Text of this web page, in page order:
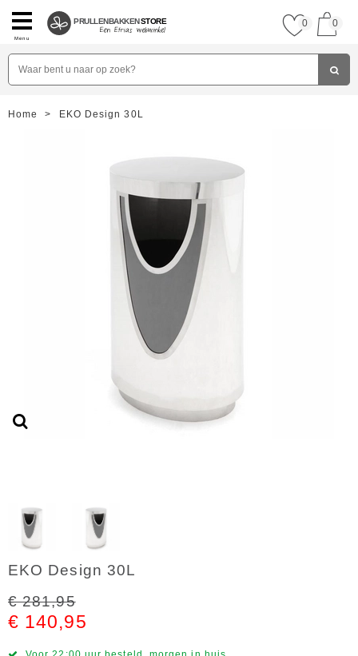
Menu
PRULLENBAKKENSTORE 0 0
Home > EKO Design 30L
EKO Design 30L
€ 281,95
€ 140,95